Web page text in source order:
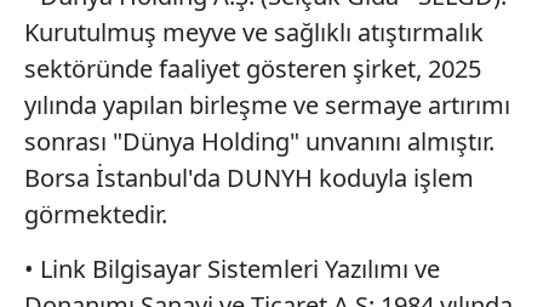
Kurutulmuş meyve ve sağlıklı atıştırmalık
sektöründe faaliyet gösteren şirket, 2025
yılında yapılan birleşme ve sermaye artırımı
sonrası "Dünya Holding" unvanını almıştır.
Borsa İstanbul'da DUNYH koduyla işlem
görmektedir.
• Link Bilgisayar Sistemleri Yazılımı ve